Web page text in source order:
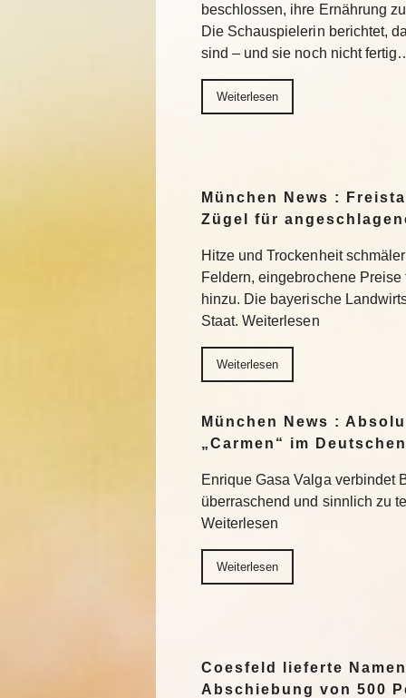
beschlossen, ihre Ernährung
Die Schauspielerin berichtet,
sind – und sie noch nicht
Weiterlesen
München News :
Zügel für
Hitze und Trockenheit
Feldern, eingebrochene
hinzu. Die bayerische
Staat. Weiterlesen
Weiterlesen
München News :
„Carmen“ im
Enrique Gasa Valga verbindet
überraschend und sinnlich zu
Weiterlesen
Weiterlesen
Coesfeld lieferte
Abschiebung von 500